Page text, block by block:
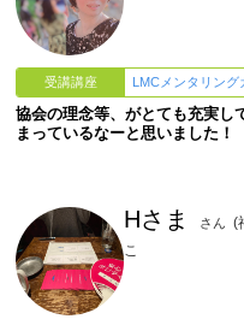
受講講座 LMCメンタリン
協会の理念等、がとても充実し
まっているなーと思いました！
Hさま さん (
こ